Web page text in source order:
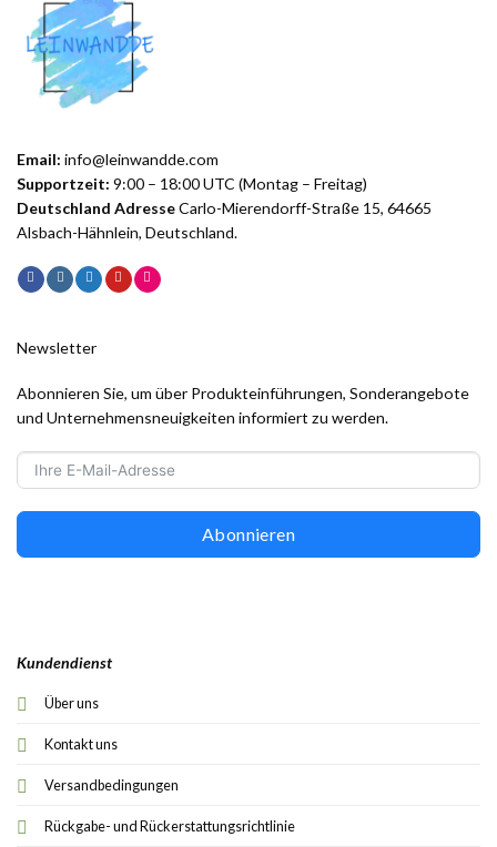
Email: info@leinwandde.com
Supportzeit: 9:00 – 18:00 UTC (Montag – Freitag)
Deutschland AdresseCarlo-Mierendorff-Straße 15, 64665
Alsbach-Hähnlein, Deutschland.
Kundendienst
Über uns
Kontakt uns
Versandbedingungen
Rückgabe- und Rückerstattungsrichtlinie
Newsletter
Abonnieren Sie, um über Produkteinführungen, Sonderangebote
und Unternehmensneuigkeiten informiert zu werden.
Abonnieren